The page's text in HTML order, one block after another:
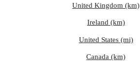
United Kingdom (km)
Ireland (km)
United States (mi)
Canada (km)